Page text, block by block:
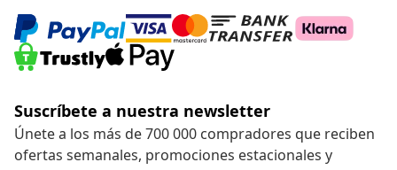
Suscríbete a nuestra newsletter
Únete a los más de 700 000 compradores que reciben
ofertas semanales, promociones estacionales y